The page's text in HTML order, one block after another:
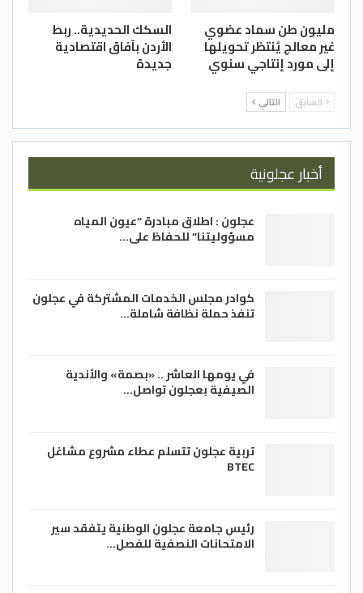
مليون طن سماد عضوي
غير معالج يُنتظر تحويلها
إلى مورد إنتاجي سنوي
السكك الحديدية.. ربط
الأردن بآفاق اقتصادية
جديدة
السابق التالي
أخبار عجلونية
عجلون : اطلاق مبادرة “عيون المياه
مسؤوليتنا” للحفاظ على…
كوادر مجلس الخدمات المشتركة في عجلون
تنفذ حملة نظافة شاملة…
في يومها العاشر .. «بصمة» والأندية
الصيفية بعجلون تواصل…
تربية عجلون تتسلم عطاء مشروع مشاغل
BTEC
رئيس جامعة عجلون الوطنية يتفقد سير
الامتحانات النصفية للفصل…